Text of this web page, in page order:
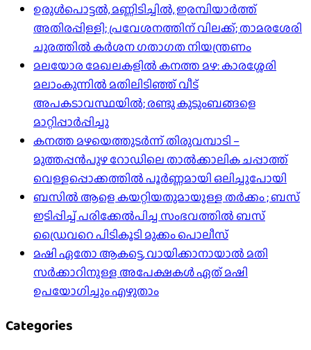
ഉരുൾപൊട്ടൽ, മണ്ണിടിച്ചിൽ, ഇരമ്പിയാര്‍ത്ത്
അതിരപ്പിള്ളി; പ്രവേശനത്തിന് വിലക്ക്; താമരശേരി
ചുരത്തില്‍ കര്‍ശന ഗതാഗത നിയന്ത്രണം
മലയോര മേഖലകളിൽ കനത്ത മഴ: കാരശ്ശേരി
മലാംകുന്നിൽ മതിലിടിഞ്ഞ് വീട്
അപകടാവസ്ഥയിൽ; രണ്ടു കുടുംബങ്ങളെ
മാറ്റിപ്പാർപ്പിച്ചു
കനത്ത മഴയെത്തുടർന്ന് തിരുവമ്പാടി –
മുത്തപ്പൻപുഴ റോഡിലെ താൽക്കാലിക ചപ്പാത്ത്
വെള്ളപ്പൊക്കത്തിൽ പൂർണ്ണമായി ഒലിച്ചുപോയി
ബസിൽ ആളെ കയറ്റിയതുമായുള്ള തർക്കം ; ബസ്
ഇടിപ്പിച്ച് പരിക്കേൽപിച്ച സംഭവത്തിൽ ബസ്
ഡ്രൈവറെ പിടികൂടി മുക്കം പൊലീസ്
മഷി ഏതോ ആകട്ടെ, വായിക്കാനായാൽ മതി​
സർക്കാറിനുള്ള അപേക്ഷകൾ ഏത് മഷി
ഉപയോഗിച്ചും എഴുതാം
Categories